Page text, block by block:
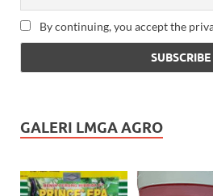
By continuing, you accept the
GALERI LMGA AGRO